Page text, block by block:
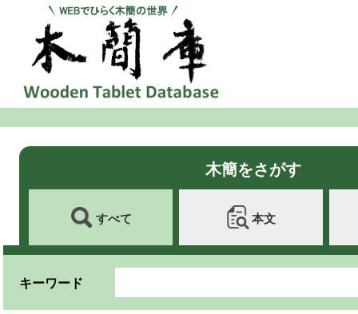
木簡をさがす
すべて 本文
キーワード